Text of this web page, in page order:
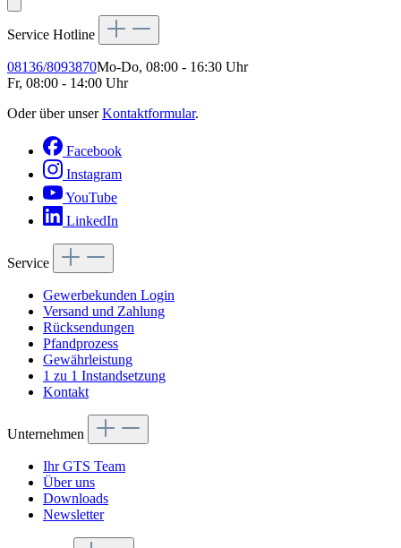
Service Hotline
08136/8093870Mo-Do, 08:00 - 16:30 Uhr
Fr, 08:00 - 14:00 Uhr
Oder über unserKontaktformular.
Facebook
Instagram
YouTube
LinkedIn
Service
Gewerbekunden Login
Versand und Zahlung
Rücksendungen
Pfandprozess
Gewährleistung
1 zu 1 Instandsetzung
Kontakt
Unternehmen
Ihr GTS Team
Über uns
Downloads
Newsletter